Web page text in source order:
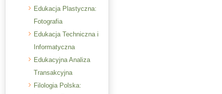
Edukacja Plastyczna:
Fotografia
Edukacja Techniczna i
Informatyczna
Edukacyjna Analiza
Transakcyjna
Filologia Polska: